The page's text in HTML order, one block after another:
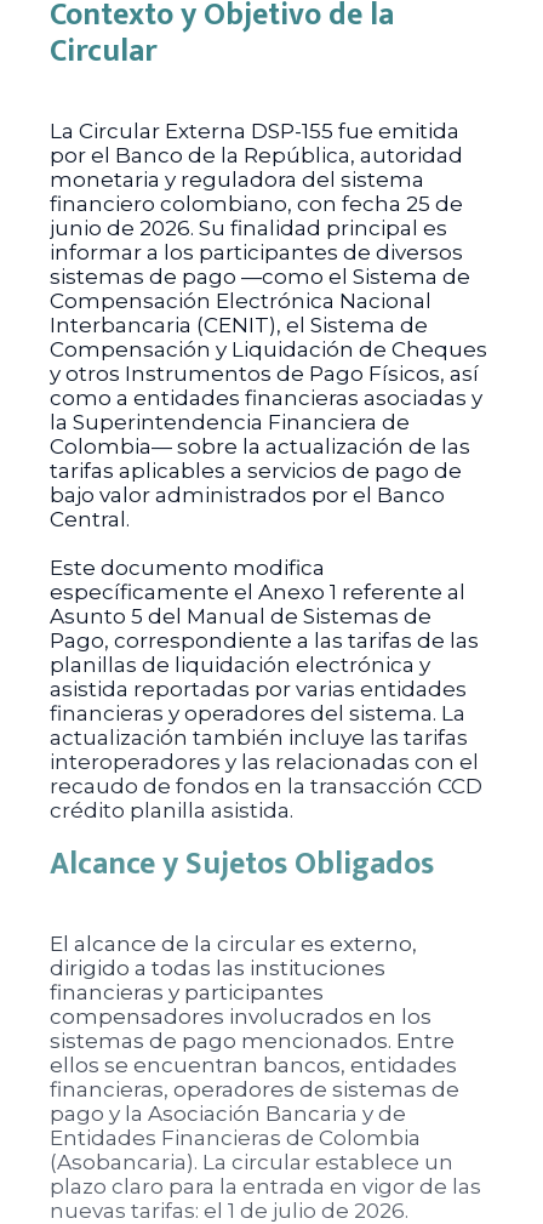
Contexto y Objetivo de la
Circular
La Circular Externa DSP-155 fue emitida
por el Banco de la República, autoridad
monetaria y reguladora del sistema
financiero colombiano, con fecha 25 de
junio de 2026. Su finalidad principal es
informar a los participantes de diversos
sistemas de pago —como el Sistema de
Compensación Electrónica Nacional
Interbancaria (CENIT), el Sistema de
Compensación y Liquidación de Cheques
y otros Instrumentos de Pago Físicos, así
como a entidades financieras asociadas y
la Superintendencia Financiera de
Colombia— sobre la actualización de las
tarifas aplicables a servicios de pago de
bajo valor administrados por el Banco
Central.
Este documento modifica
específicamente el Anexo 1 referente al
Asunto 5 del Manual de Sistemas de
Pago, correspondiente a las tarifas de las
planillas de liquidación electrónica y
asistida reportadas por varias entidades
financieras y operadores del sistema. La
actualización también incluye las tarifas
interoperadores y las relacionadas con el
recaudo de fondos en la transacción CCD
crédito planilla asistida.
Alcance y Sujetos Obligados
El alcance de la circular es externo,
dirigido a todas las instituciones
financieras y participantes
compensadores involucrados en los
sistemas de pago mencionados. Entre
ellos se encuentran bancos, entidades
financieras, operadores de sistemas de
pago y la Asociación Bancaria y de
Entidades Financieras de Colombia
(Asobancaria). La circular establece un
plazo claro para la entrada en vigor de las
nuevas tarifas: el 1 de julio de 2026.